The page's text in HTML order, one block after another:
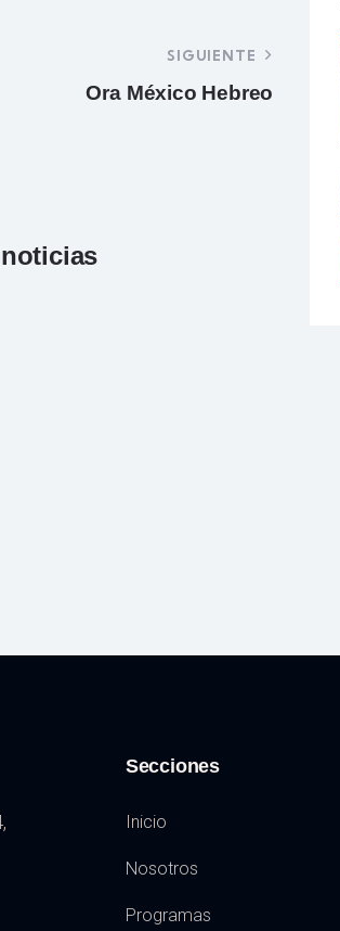
SIGUIENTE
Ora México Hebreo
Secciones
Inicio
Nosotros
Programas